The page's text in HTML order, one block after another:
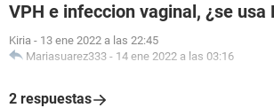
VPH e infeccion vaginal, ¿se usa
Kiria - 13 ene 2022 a las 22:45
Mariasuarez333 - 14 ene 2022 a las 03:16
2 respuestas